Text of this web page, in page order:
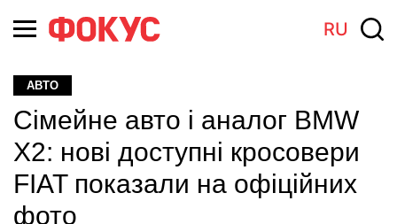
RU
АВТО
Сімейне авто і аналог BMW
X2: нові доступні кросовери
FIAT показали на офіційних
фото